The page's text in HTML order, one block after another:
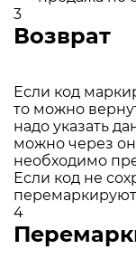
3
Возврат
Если код
то можно
надо указать
можно через
необходимо
Если код не
перемаркируют
4